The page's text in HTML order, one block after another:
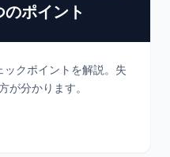
ポイント
クポイントを解説。失
が分かります。